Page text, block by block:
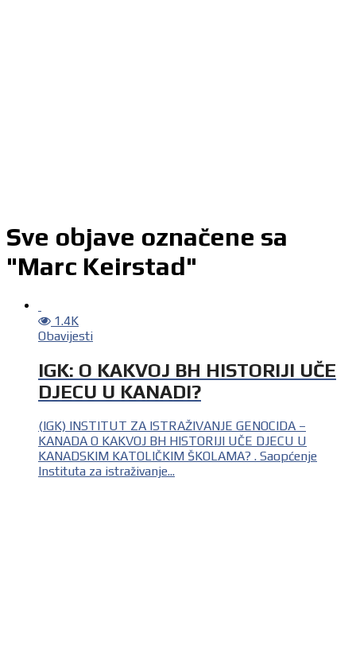
Sve objave označene sa
"Marc Keirstad"
1.4K
Obavijesti
IGK: O KAKVOJ BH HISTORIJI UČE
DJECU U KANADI?
(IGK) INSTITUT ZA ISTRAŽIVANJE GENOCIDA –
KANADA O KAKVOJ BH HISTORIJI UČE DJECU U
KANADSKIM KATOLIČKIM ŠKOLAMA? . Saopćenje
Instituta za istraživanje...